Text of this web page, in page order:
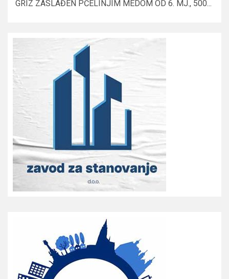
GRIZ ZASLAĐEN PČELINJIM MEDOM OD 6. MJ., 500...